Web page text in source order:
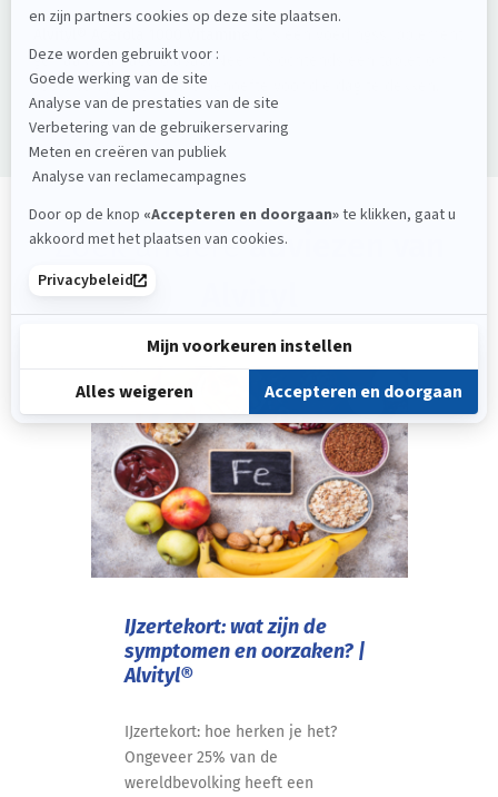
gemaakt van acerolasap. Neem ’s ochtends één tablet om
100% van je vitamine C-behoefte voor die dag te dekken.
Zoek andereadviezen van
ADVIES
IJzertekort: wat zijn de
symptomen en oorzaken? |
Alvityl®
IJzertekort: hoe herken je het?
Ongeveer 25% van de
wereldbevolking heeft een